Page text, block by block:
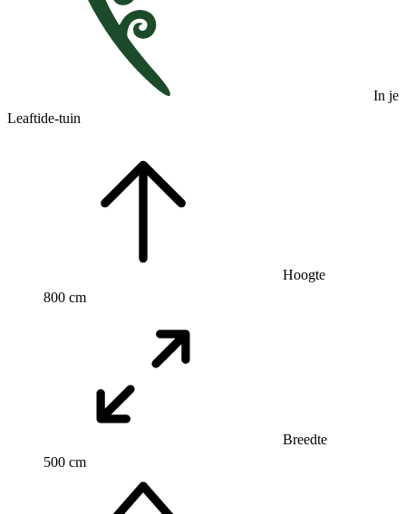
In je
Leaftide-tuin
Hoogte
800 cm
Breedte
500 cm